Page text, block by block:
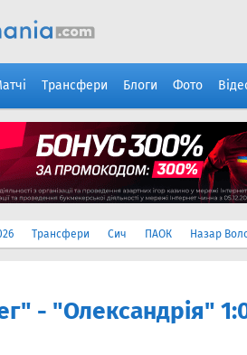
Трансфери Блоги Фото
Трансфери Сич ПАОК Назар
- "Олександрія"